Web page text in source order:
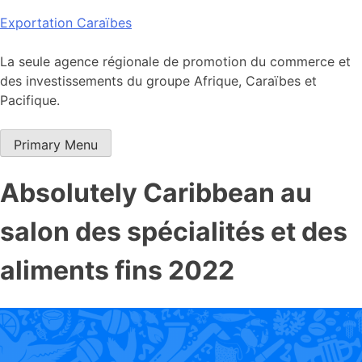
Skip
content
Exportation Caraïbes
La seule agence régionale de promotion du commerce et
des investissements du groupe Afrique, Caraïbes et
Pacifique.
Primary Menu
Absolutely Caribbean au
salon des spécialités et des
aliments fins 2022